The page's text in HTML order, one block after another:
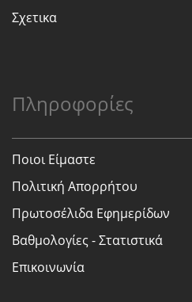
Σχετικα
Πληροφορίες
Ποιοι Είμαστε
Πολιτική Απορρήτου
Πρωτοσέλιδα Εφημερίδων
Βαθμολογίες - Στατιστικά
Επικοινωνία